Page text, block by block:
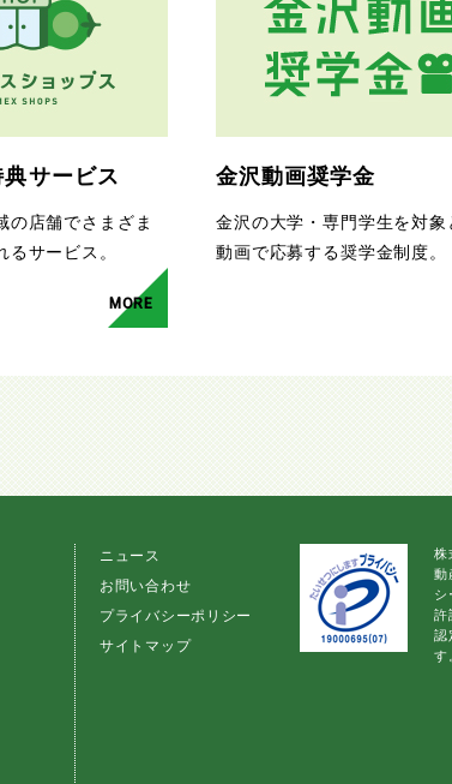
サービス
の店舗でさまざま
るサービス。
MORE
金沢動画奨学金
金沢の大学・専門学生を対象
動画で応募する奨学金制度。
ニュース
お問い合わせ
プライバシーポリシー
サイトマップ
株
動
シ
許
認
す